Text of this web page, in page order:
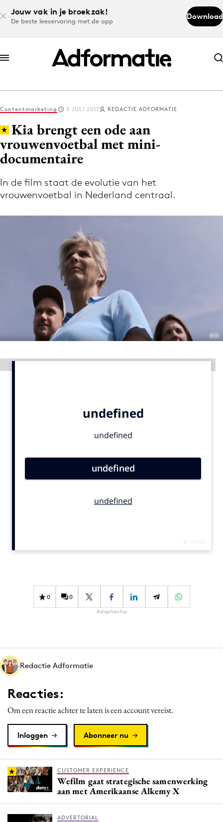
Jouw vak in je broekzak!
De beste leeservaring met de app
Download
Abonneer nu
Abonneer nu
Log in
Volg het laatste nieuws via de Adformatie
Nieuws app
9 sept: GenAI-training
12 nov: MarketingLive!
Adverteren
Events
Opleidingen
Vacatures
Bureaus
Effectiviteit
Interne communicatie
Martech
Merkstrategie
PR
Programmatic
Purpose Marketing
Contentmarketing 3 JULI 2017 REDACTIE ADFORMATIE
Kia brengt een ode aan
vrouwenvoetbal met mini-
documentaire
In de film staat de evolutie van het
vrouwenvoetbal in Nederland centraal.
0 0
Advertentie
Redactie Adformatie
Reacties:
Om een reactie achter te laten is een account vereist.
Inloggen Abonneer nu
CUSTOMER EXPERIENCE
Wefilm gaat strategische samenwerking
aan met Amerikaanse Alkemy X
ADVERTORIAL